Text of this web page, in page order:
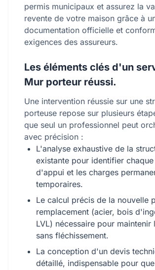
permis municipaux et assurez la
revente de votre maison grâce à
documentation officielle et
exigences des assureurs.
Les éléments clés d'un
Mur porteur réussi.
Une intervention réussie sur une
porteuse repose sur plusieurs
que seul un professionnel peut
avec précision :
L'analyse exhaustive de la
existante pour identifier
d'appui et les charges
temporaires.
Le calcul précis de la nouvelle
remplacement (acier, bois
LVL) nécessaire pour maintenir
sans fléchissement.
La conception d'un devis
détaillé, indispensable pour